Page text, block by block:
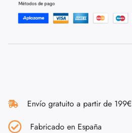
Envío gratuito a partir de 199€
Fabricado en España